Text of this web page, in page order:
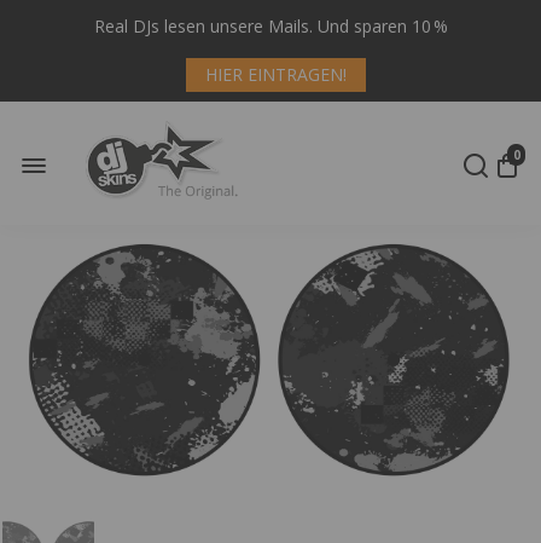
Real DJs lesen unsere Mails. Und sparen 10 %
HIER EINTRAGEN!
0